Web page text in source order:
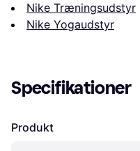
Nike Træningsudstyr
Nike Yogaudstyr
Specifikationer
Produkt